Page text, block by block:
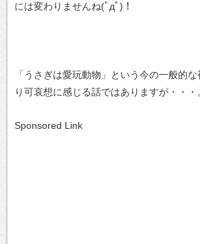
には変わりませんね(ﾟдﾟ)！
「うさぎは愛玩動物」という今の一般的な
り可哀想に感じる話ではありますが・・・
Sponsored Link